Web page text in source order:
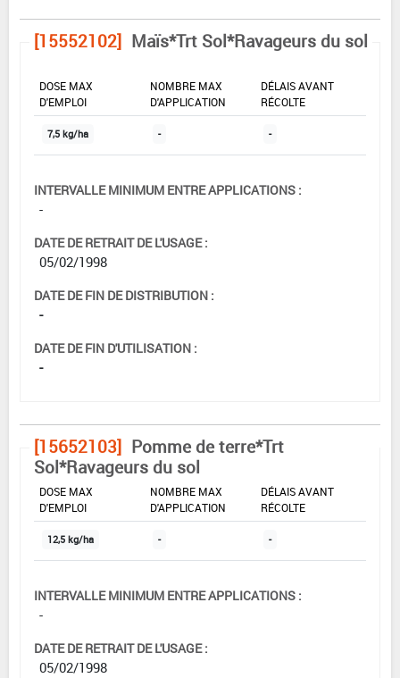
[15552102] Maïs*Trt Sol*Ravageurs du sol
DOSE MAX
D'EMPLOI
NOMBRE MAX
D'APPLICATION
DÉLAIS AVANT
RÉCOLTE
7,5 kg/ha - -
INTERVALLE MINIMUM ENTRE APPLICATIONS :
-
DATE DE RETRAIT DE L'USAGE :
05/02/1998
DATE DE FIN DE DISTRIBUTION :
-
DATE DE FIN D'UTILISATION :
-
[15652103] Pomme de terre*Trt
Sol*Ravageurs du sol
DOSE MAX
D'EMPLOI
NOMBRE MAX
D'APPLICATION
DÉLAIS AVANT
RÉCOLTE
12,5 kg/ha - -
INTERVALLE MINIMUM ENTRE APPLICATIONS :
-
DATE DE RETRAIT DE L'USAGE :
05/02/1998